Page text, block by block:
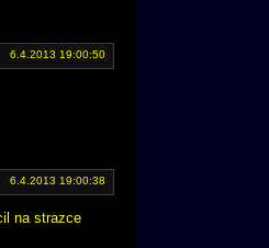
6.4.2013 19:00:50
6.4.2013 19:00:38
na strazce